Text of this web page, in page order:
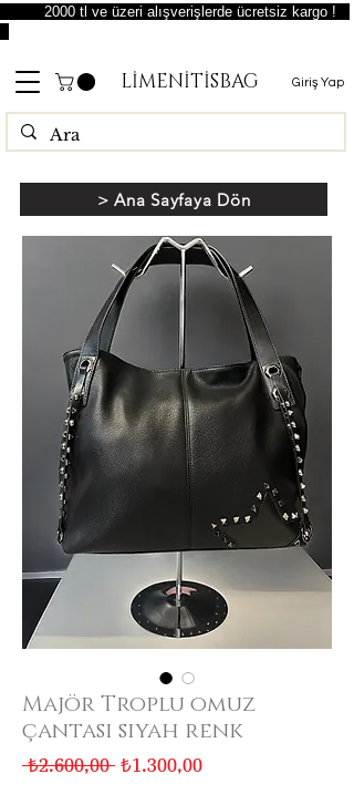
LİMENİTİSBAG Giriş Yap
2000 tl ve üzeri alışverişlerde ücretsiz kargo !
Majör Troplu omuz
çantası siyah renk
₺2.600,00 Normal
₺1.300,00İndirimli
> Ana Sayfaya Dön